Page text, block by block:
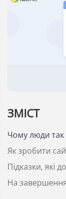
ЗМІСТ
Чому люди
Як зробити
Підказки, які
На